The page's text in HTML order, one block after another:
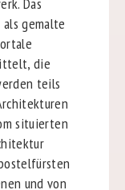
gemalte
die
teils
situierten
und von